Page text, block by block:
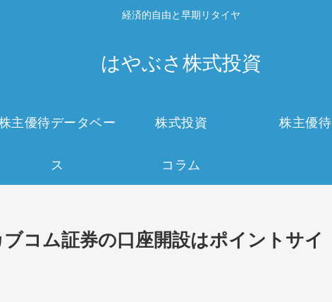
経済的自由と早期リタイヤ
はやぶさ株式投資
主優待データベー
ス
株式投資 株主優待
コラム
ブコム証券の口座開設はポイントサイ